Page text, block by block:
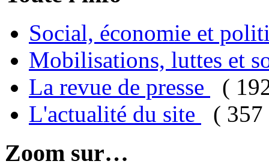
Social, économie et
Mobilisations, luttes et
La revue de presse
(
L'actualité du site
( 357
Zoom sur…